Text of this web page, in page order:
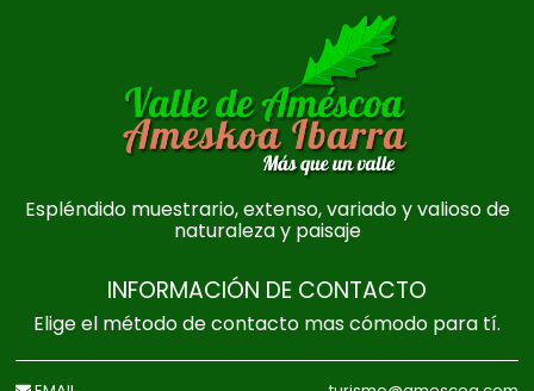
Espléndido muestrario, extenso, variado y valioso de
naturaleza y paisaje
INFORMACIÓN DE CONTACTO
Elige el método de contacto mas cómodo para tí.